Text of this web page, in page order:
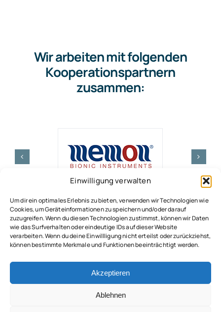
Einwilligung verwalten
Um dir ein optimales Erlebnis zu bieten, verwenden wir Technologien wie
Cookies, um Geräteinformationen zu speichern und/oder darauf
zuzugreifen. Wenn du diesen Technologien zustimmst, können wir Daten
wie das Surfverhalten oder eindeutige IDs auf dieser Website
verarbeiten. Wenn du deine Einwillligung nicht erteilst oder zurückziehst,
können bestimmte Merkmale und Funktionen beeinträchtigt werden.
Akzeptieren
Ablehnen
Wir arbeiten mit folgenden
Kooperationspartnern
zusammen:
© 2026 • Pflegedienst 1A PflegeMAX 24h GmbH
DatenschutzerklärungIImpressum